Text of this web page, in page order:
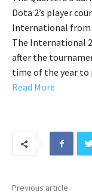
Dota 2’s player
International from
The International
after the
time of the year
Read More
Previous article